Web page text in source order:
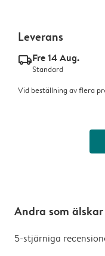
Leverans
delivery_standard_v2Fre 14 Aug.
Standard
Vid beställning av flera
Andra som
5-stjärniga